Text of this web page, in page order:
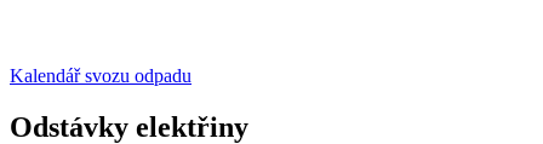
Kalendář svozu odpadu
Odstávky elektřiny